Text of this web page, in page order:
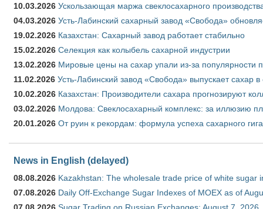
10.03.2026 Ускользающая маржа свеклосахарного
04.03.2026 Усть-Лабинский сахарный завод «Свобода»
19.02.2026 Казахстан: Сахарный завод работает стабильно
15.02.2026 Селекция как колыбель сахарной индустрии
13.02.2026 Мировые цены на сахар упали из-за популярности
11.02.2026 Усть-Лабинский завод «Свобода» выпускает сахар в
10.02.2026 Казахстан: Производители сахара прогнозируют
03.02.2026 Молдова: Свеклосахарный комплекс: за иллюзию
20.01.2026 От руин к рекордам: формула успеха сахарного
News in English (delayed)
08.08.2026 Kazakhstan: The wholesale trade price of white sugar
07.08.2026 Daily Off-Exchange Sugar Indexes of MOEX as of